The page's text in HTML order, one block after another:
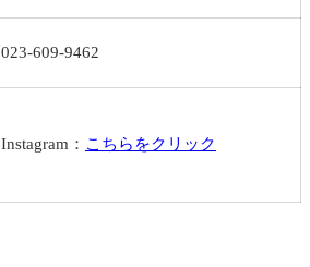
023-609-9462
Instagram： こちらをクリック